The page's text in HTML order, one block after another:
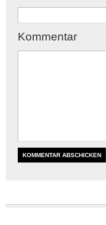
Kommentar